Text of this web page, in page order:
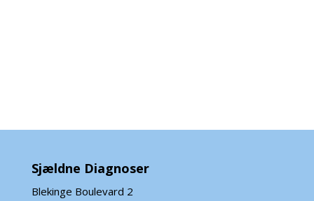
Sjældne Diagnoser
Blekinge Boulevard 2